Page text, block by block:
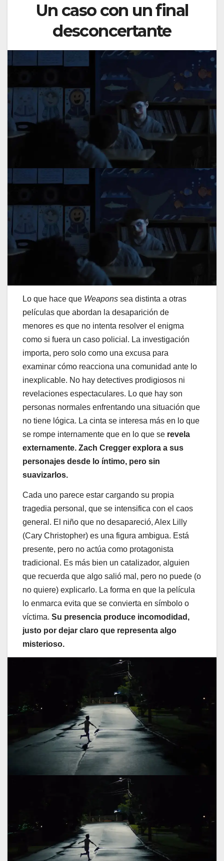
Un caso con un final
desconcertante
Lo que hace que Weapons sea distinta a otras
películas que abordan la desaparición de
menores es que no intenta resolver el enigma
como si fuera un caso policial. La investigación
importa, pero solo como una excusa para
examinar cómo reacciona una comunidad ante lo
inexplicable. No hay detectives prodigiosos ni
revelaciones espectaculares. Lo que hay son
personas normales enfrentando una situación que
no tiene lógica. La cinta se interesa más en lo que
se rompe internamente que en lo que se revela
externamente. Zach Cregger explora a sus
personajes desde lo íntimo, pero sin
suavizarlos.
Cada uno parece estar cargando su propia
tragedia personal, que se intensifica con el caos
general. El niño que no desapareció, Alex Lilly
(Cary Christopher) es una figura ambigua. Está
presente, pero no actúa como protagonista
tradicional. Es más bien un catalizador, alguien
que recuerda que algo salió mal, pero no puede (o
no quiere) explicarlo. La forma en que la película
lo enmarca evita que se convierta en símbolo o
víctima. Su presencia produce incomodidad,
justo por dejar claro que representa algo
misterioso.